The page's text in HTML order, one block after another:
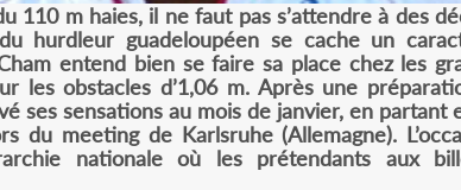
110 m haies, il ne faut pas s’attendre à des
hurdleur guadeloupéen se cache un
entend bien se faire sa place chez les
les obstacles d’1,06 m. Après une
ses sensations au mois de janvier, en partant
du meeting de Karlsruhe (Allemagne).
nationale où les prétendants aux